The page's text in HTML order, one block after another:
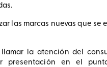
las marcas nuevas que se
la atención del
presentación en el